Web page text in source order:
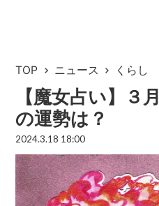
TOP ニュース くらし
【魔女占い】
の運勢は？
2024.3.18 18:00